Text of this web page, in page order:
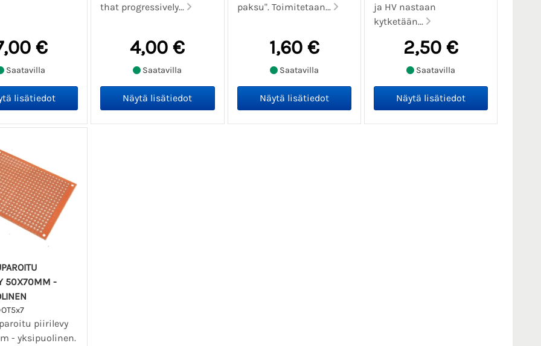
€
Saatavilla
that progressively...
4,00 €
Saatavilla
paksu". Toimitetaan...
1,60 €
Saatavilla
ja HV nastaan
kytketään...
2,50 €
Saatavilla
50X70MM -
piirilevy
- yksipuolinen.